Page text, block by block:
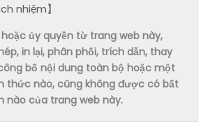
nhiệm】
ủy quyền từ trang web này,
in lại, phân phối, trích dẫn, thay
bố nội dung toàn bộ hoặc một
thức nào, cũng không được có bất
nào của trang web này.